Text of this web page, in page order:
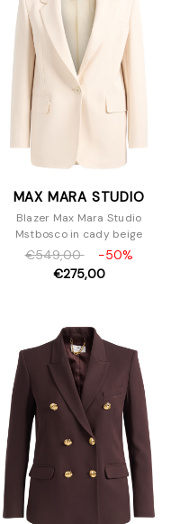
MAX MARA STUDIO
Blazer Max Mara Studio
Mstbosco in cady beige
€549,00
-50%
€275,00